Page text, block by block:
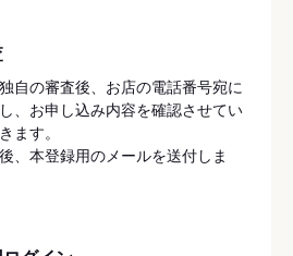
自の審査後、お店の電話番号宛に
、お申し込み内容を確認させてい
ます。
、本登録用のメールを送付しま